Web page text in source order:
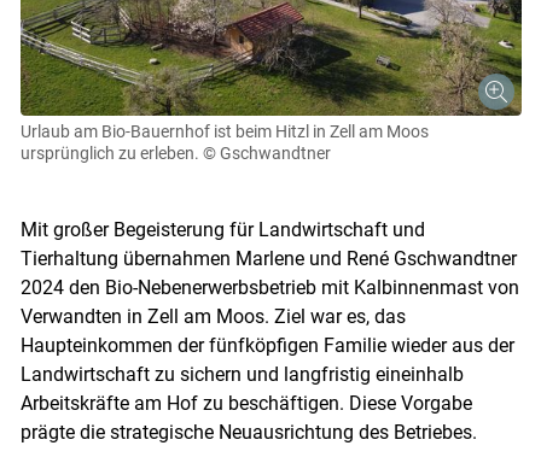
Urlaub am Bio-Bauernhof ist beim Hitzl in Zell am Moos
ursprünglich zu erleben. © Gschwandtner
Mit großer Begeisterung für Landwirtschaft und
Tierhaltung übernahmen Marlene und René Gschwandtner
2024 den Bio-Nebenerwerbsbetrieb mit Kalbinnenmast von
Verwandten in Zell am Moos. Ziel war es, das
Haupteinkommen der fünfköpfigen Familie wieder aus der
Landwirtschaft zu sichern und langfristig eineinhalb
Arbeitskräfte am Hof zu beschäftigen. Diese Vorgabe
prägte die strategische Neuausrichtung des Betriebes.